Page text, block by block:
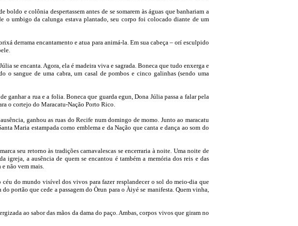
e colônia despertassem antes de se somarem às águas que banhariam a
o umbigo da calunga estava plantado, seu corpo foi colocado diante de um
derrama encantamento e atua para animá-la. Em sua cabeça – orí esculpido
se encanta. Agora, ela é madeira viva e sagrada. Boneca que tudo enxerga e
o sangue de uma cabra, um casal de pombos e cinco galinhas (sendo uma
ganhar a rua e a folia. Boneca que guarda egun, Dona Júlia passa a falar pela
o cortejo do Maracatu-Nação Porto Rico.
ganhou as ruas do Recife num domingo de momo. Junto ao maracatu
Maria estampada como emblema e da Nação que canta e dança ao som do
seu retorno às tradições carnavalescas se encerraria à noite. Uma noite de
igreja, a ausência de quem se encantou é também a memória dos reis e das
não vem mais.
do mundo visível dos vivos para fazer resplandecer o sol do meio-dia que
portão que cede a passagem do Òrun para o Àiyé se manifesta. Quem vinha,
ao sabor das mãos da dama do paço. Ambas, corpos vivos que giram no